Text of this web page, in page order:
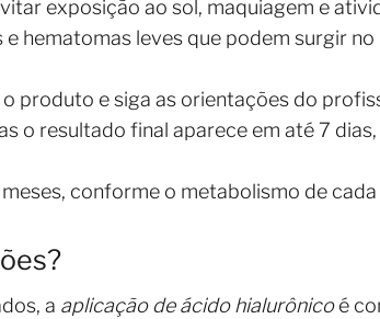
exposição ao sol, maquiagem e
hematomas leves que podem surgir no
produto e siga as orientações do
o resultado final aparece em até 7
conforme o metabolismo de cada
a aplicação de ácido hialurônicoé